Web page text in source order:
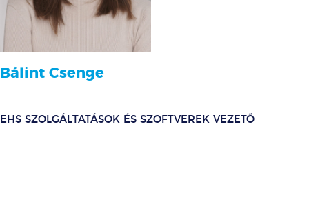
Bálint Csenge
EHS SZOLGÁLTATÁSOK ÉS SZOFTVEREK VEZETŐ